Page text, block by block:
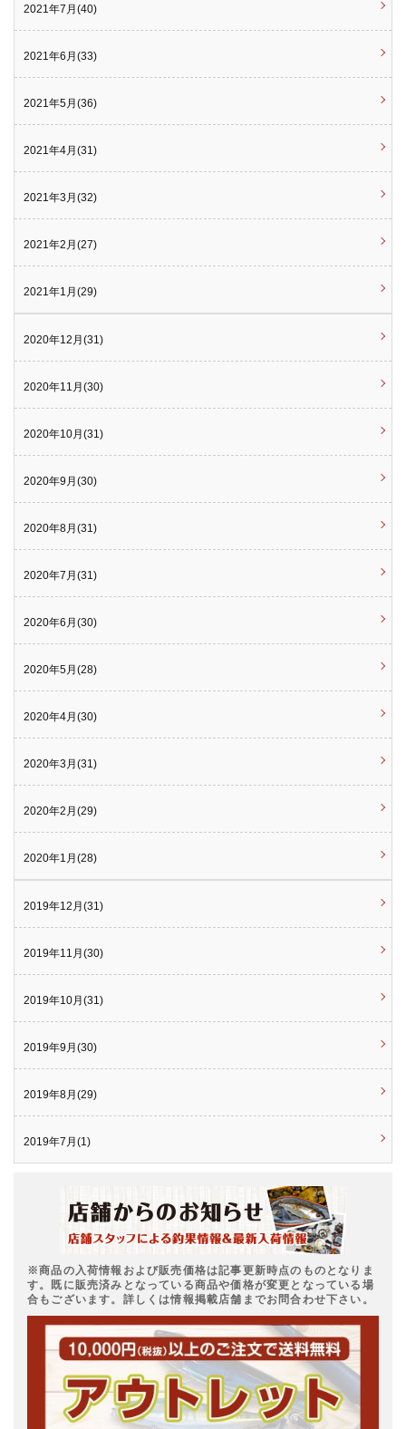
2021年7月(40)
2021年6月(33)
2021年5月(36)
2021年4月(31)
2021年3月(32)
2021年2月(27)
2021年1月(29)
2020年12月(31)
2020年11月(30)
2020年10月(31)
2020年9月(30)
2020年8月(31)
2020年7月(31)
2020年6月(30)
2020年5月(28)
2020年4月(30)
2020年3月(31)
2020年2月(29)
2020年1月(28)
2019年12月(31)
2019年11月(30)
2019年10月(31)
2019年9月(30)
2019年8月(29)
2019年7月(1)
※商品の入荷情報および販売価格は記事更新時点のものとなりま
す。既に販売済みとなっている商品や価格が変更となっている場
合もございます。詳しくは情報掲載店舗までお問合わせ下さい。